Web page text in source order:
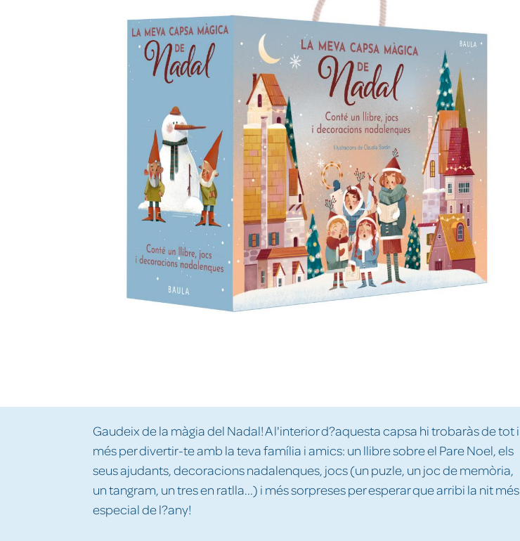
Gaudeix de la màgia del Nadal! A l'interior d?aquesta capsa hi trobaràs de tot i
més per divertir-te amb la teva família i amics: un llibre sobre el Pare Noel, els
seus ajudants, decoracions nadalenques, jocs (un puzle, un joc de memòria,
un tangram, un tres en ratlla...) i més sorpreses per esperar que arribi la nit més
especial de l?any!